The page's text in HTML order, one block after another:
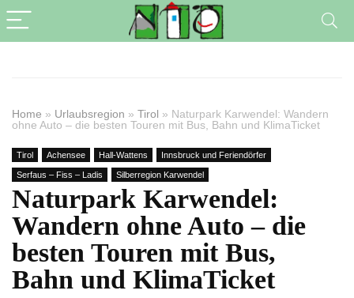
Home » Urlaubsregion » Tirol » Naturpark Karwendel: Wandern
ohne Auto – die besten Touren mit Bus, Bahn und KlimaTicket
Tirol Achensee Hall-Wattens Innsbruck und Feriendörfer
Serfaus – Fiss – Ladis Silberregion Karwendel
Naturpark Karwendel:
Wandern ohne Auto – die
besten Touren mit Bus,
Bahn und KlimaTicket